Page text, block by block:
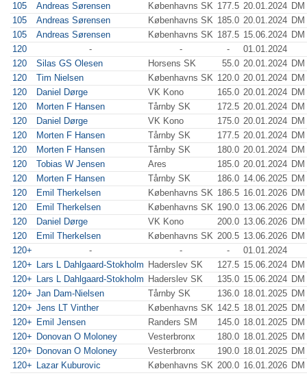
105
Andreas Sørensen Københavns SK 177.5 20.01.2024
105
Andreas Sørensen Københavns SK 185.0 20.01.2024
105
Andreas Sørensen Københavns SK 187.5 15.06.2024
120
- - -
01.01.2024
120
Silas GS Olesen Horsens SK 55.0 20.01.2024
120
Tim Nielsen Københavns SK 120.0 20.01.2024
120
Daniel Dørge VK Kono 165.0 20.01.2024
120
Morten F Hansen Tårnby SK 172.5 20.01.2024
120
Daniel Dørge VK Kono 175.0 20.01.2024
120
Morten F Hansen Tårnby SK 177.5 20.01.2024
120
Morten F Hansen Tårnby SK 180.0 20.01.2024
120
Tobias W Jensen Ares 185.0 20.01.2024
120
Morten F Hansen Tårnby SK 186.0 14.06.2025
120
Emil Therkelsen Københavns SK 186.5 16.01.2026
120
Emil Therkelsen Københavns SK 190.0 13.06.2026
120
Daniel Dørge VK Kono 200.0 13.06.2026
120
Emil Therkelsen Københavns SK 200.5 13.06.2026
120+
- - -
01.01.2024
120+ Lars L Dahlgaard-Stokholm Haderslev SK 127.5 15.06.2024
120+ Lars L Dahlgaard-Stokholm Haderslev SK 135.0 15.06.2024
120+ Jan Dam-Nielsen Tårnby SK 136.0 18.01.2025
120+ Jens LT Vinther Københavns SK 142.5 18.01.2025
120+ Emil Jensen Randers SM 145.0 18.01.2025
120+ Donovan O Moloney Vesterbronx 180.0 18.01.2025
120+ Donovan O Moloney Vesterbronx 190.0 18.01.2025
120+ Lazar Kuburovic Københavns SK 200.0 16.01.2026